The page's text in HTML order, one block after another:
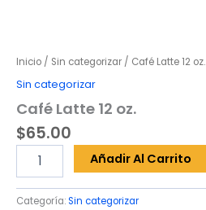
Inicio / Sin categorizar / Café Latte 12 oz.
Sin categorizar
Café Latte 12 oz.
$65.00
Café
Latte
12
oz.
Añadir Al Carrito
Categoría:Sin categorizar